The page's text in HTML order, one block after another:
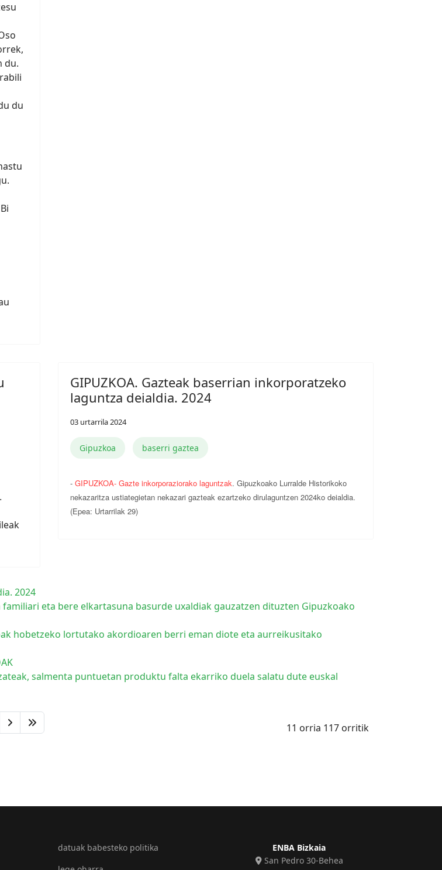
du.
du
GIPUZKOA. Gazteak baserrian inkorporatzeko
laguntza deialdia. 2024
03 urtarrila 2024
Gipuzkoa baserri gaztea
- GIPUZKOA- Gazte inkorporaziorako laguntzak. Gipuzkoako Lurralde Historikoko
nekazaritza ustiategietan nekazari gazteak ezartzeko dirulaguntzen 2024ko deialdia.
(Epea: Urtarrilak 29)
2024
eta bere elkartasuna basurde uxaldiak gauzatzen dituzten Gipuzkoako
hobetzeko lortutako akordioaren berri eman diote eta aurreikusitako
salmenta puntuetan produktu falta ekarriko duela salatu dute euskal
11 orria 117 orritik
datuak babesteko politika
ENBA Bizkaia
San Pedro 30-Behea